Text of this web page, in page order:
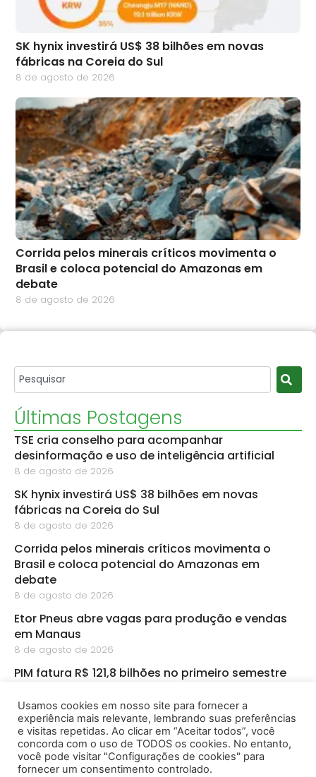
SK hynix investirá US$ 38 bilhões em novas
fábricas na Coreia do Sul
8 de agosto de 2026
Corrida pelos minerais críticos movimenta o
Brasil e coloca potencial do Amazonas em
debate
8 de agosto de 2026
Últimas Postagens
TSE cria conselho para acompanhar
desinformação e uso de inteligência artificial
8 de agosto de 2026
SK hynix investirá US$ 38 bilhões em novas
fábricas na Coreia do Sul
8 de agosto de 2026
Corrida pelos minerais críticos movimenta o
Brasil e coloca potencial do Amazonas em
debate
8 de agosto de 2026
Etor Pneus abre vagas para produção e vendas
em Manaus
8 de agosto de 2026
PIM fatura R$ 121,8 bilhões no primeiro semestre
CBA abre inscrições para startups de
bioeconomia na Amazônia
8 de agosto de 2026
Usamos cookies em nosso site para fornecer a
experiência mais relevante, lembrando suas preferências
e visitas repetidas. Ao clicar em “Aceitar todos”, você
concorda com o uso de TODOS os cookies. No entanto,
você pode visitar "Configurações de cookies" para
fornecer um consentimento controlado.